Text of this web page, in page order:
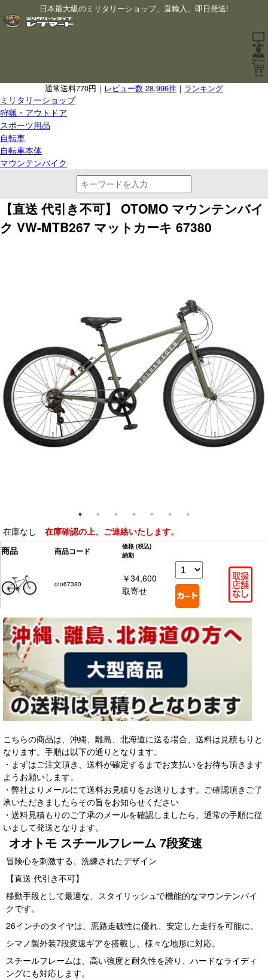
日本最大級のミリタリーショップ、直輸入、即日発送!
通常送料770円｜ レビュー数 28,996件 ｜ ランキング
ミリタリーショップ
狩猟・アウトドア
スポーツ用品
自転車
自転車本体
マウンテンバイク
【直送 代引き不可】 OTOMO マウンテンバイ
ク VW-MTB267 マットカーキ 67380
在庫なし 在庫確認の上、ご連絡いたします。
商品
商品コード 価格 (税込)
納期
oto67380
￥34,600
取寄せ
こちらの商品は、沖縄、離島、北海道に送る場合、送料は見積もりと
なります。手順は以下の通りとなります。
・まずはご注文頂き、送料が確定するまでお支払いをお待ち頂きます
ようお願いします。
・弊社よりメールにて送料お見積りをお送りします。ご確認頂きご了
承いただきましたらその旨をお知らせください
・送料見積もりのご了承のメールを確認しましたら、通常の手順に従
いまして発送となります。
オオトモ スチールフレーム 7段変速
冒険心を刺激する、洗練されたデザイン
【直送 代引き不可】
移動手段として最適な、スタイリッシュで機能的なマウンテンバイ
クです。
26インチのタイヤは、悪路走破性に優れ、安定した走行を可能に。
シマノ製外装7段変速ギアを搭載し、様々な地形に対応。
スチールフレームは、高い強度と耐久性を誇り、ハードなライディ
ングにも対応します。